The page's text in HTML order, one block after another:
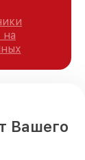
на
Вашего